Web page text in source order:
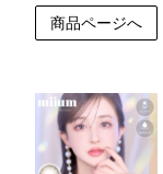
商品ページへ